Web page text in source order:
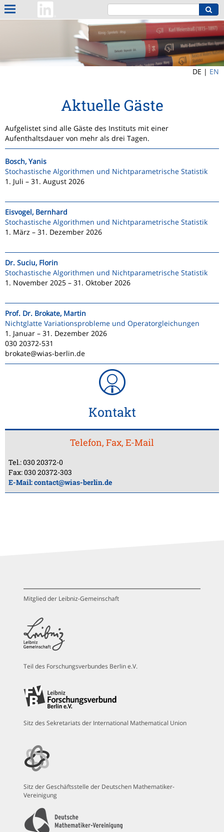
DE | EN
Aktuelle Gäste
Aufgelistet sind alle Gäste des Instituts mit einer
Aufenthaltsdauer von mehr als drei Tagen.
Bosch, Yanis
Stochastische Algorithmen und Nichtparametrische Statistik
1. Juli – 31. August 2026
Eisvogel, Bernhard
Stochastische Algorithmen und Nichtparametrische Statistik
1. März – 31. Dezember 2026
Dr. Suciu, Florin
Stochastische Algorithmen und Nichtparametrische Statistik
1. November 2025 – 31. Oktober 2026
Prof. Dr. Brokate, Martin
Nichtglatte Variationsprobleme und Operatorgleichungen
1. Januar – 31. Dezember 2026
030 20372-531
brokate@wias-berlin.de
Kontakt
Telefon, Fax, E-Mail
Tel.: 030 20372-0
Fax: 030 20372-303
E-Mail:contact@wias-berlin.de
Mitglied der Leibniz-Gemeinschaft
Teil des Forschungsverbundes Berlin e.V.
Sitz des Sekretariats der International Mathematical Union
Sitz der Geschäftsstelle der Deutschen Mathematiker-
Vereinigung